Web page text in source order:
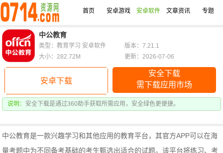
首页 安卓游戏 安卓软件 文章资讯 专题
中公教育
安卓下载
安全下载
需下载应用市场
说明： 安全下载是通过360助手获取所需应用，安全绿色更便捷。
类型：教育学习 安卓软件
版本：7.21.1
大小：282.72M
更新：2026-07-06
中公教育是一款兴趣学习和其他应用的教育平台，其官方APP可以在海
量考题中为不同备考基础的考生甄选出适合的试题。该平台将练习、考